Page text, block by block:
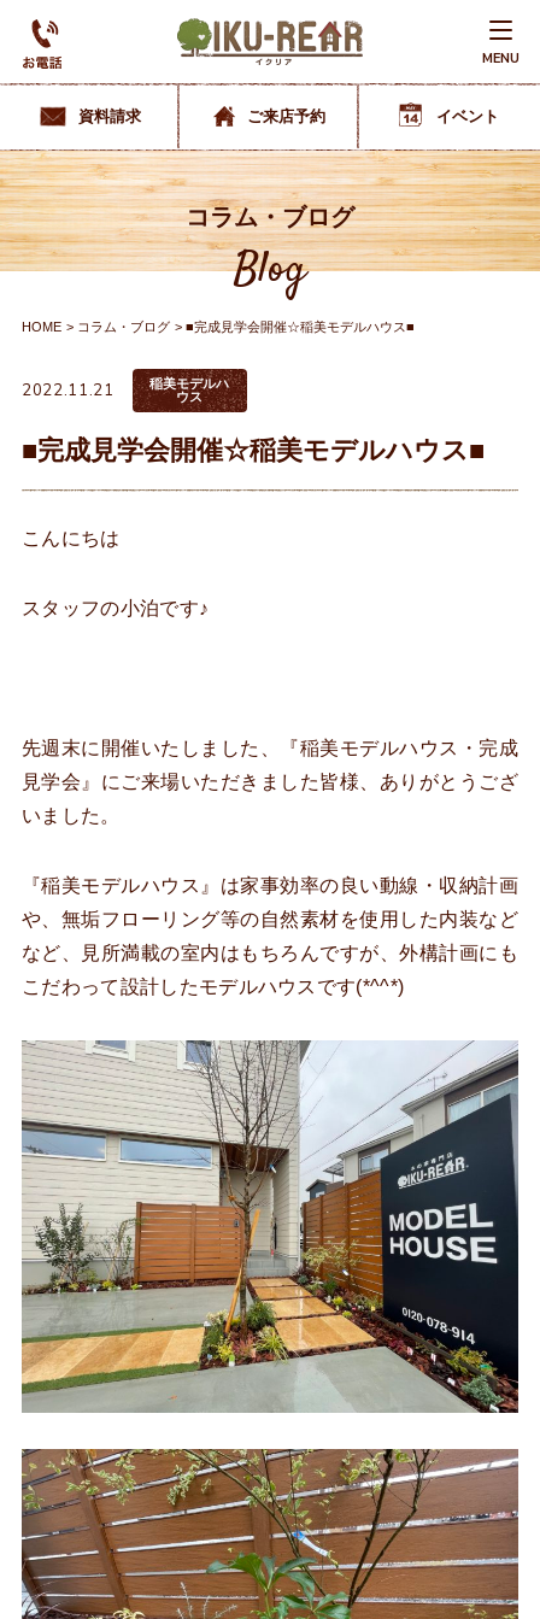
MENU
資料請求 ご来店予約 イベント
コラム・ブログ
Blog
HOME コラム・ブログ ■完成見学会開催☆稲美モデルハウス■
2022.11.21
稲美モデルハ
ウス
■完成見学会開催☆稲美モデルハウス■
こんにちは
スタッフの小泊です♪
先週末に開催いたしました、『稲美モデルハウス・完成
見学会』にご来場いただきました皆様、ありがとうござ
いました。
『稲美モデルハウス』は家事効率の良い動線・収納計画
や、無垢フローリング等の自然素材を使用した内装など
など、見所満載の室内はもちろんですが、外構計画にも
こだわって設計したモデルハウスです(*^^*)